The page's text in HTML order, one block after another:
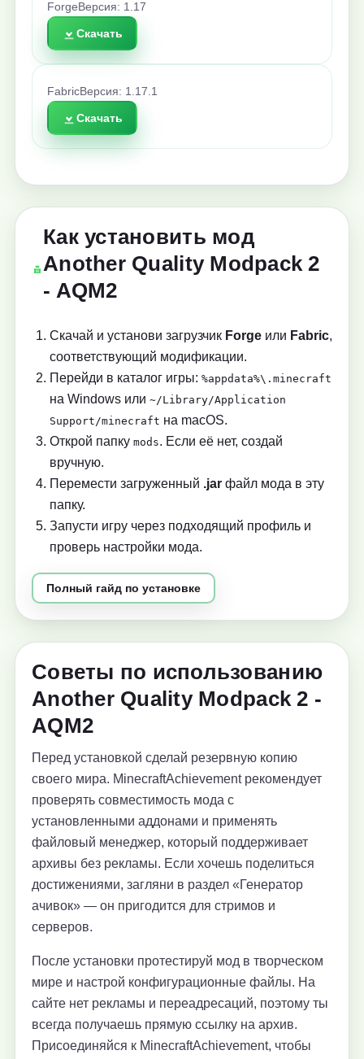
Forge Версия: 1.17
Скачать
FabricВерсия: 1.17.1
Скачать
Как установить мод
Another Quality Modpack 2
- AQM2
Скачай и установи загрузчик Forge или Fabric,
соответствующий модификации.
Перейди в каталог игры: %appdata%\.minecraft
на Windows или ~/Library/Application
Support/minecraft на macOS.
Открой папку mods. Если её нет, создай
вручную.
Перемести загруженный .jar файл мода в эту
папку.
Запусти игру через подходящий профиль и
проверь настройки мода.
Полный гайд по установке
Советы по использованию
Another Quality Modpack 2 -
AQM2
Перед установкой сделай резервную копию
своего мира. MinecraftAchievement рекомендует
проверять совместимость мода с
установленными аддонами и применять
файловый менеджер, который поддерживает
архивы без рекламы. Если хочешь поделиться
достижениями, загляни в раздел «Генератор
ачивок» — он пригодится для стримов и
серверов.
После установки протестируй мод в творческом
мире и настрой конфигурационные файлы. На
сайте нет рекламы и переадресаций, поэтому ты
всегда получаешь прямую ссылку на архив.
Присоединяйся к MinecraftAchievement, чтобы